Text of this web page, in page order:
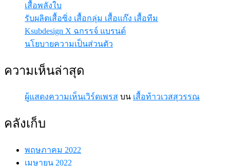
เสื้อพลังใบ
รับผลิตเสื้อซิ่ง เสื้อกลุ่ม เสื้อแก๊ง เสื้อทีม
Ksubdesign X ฉกรรจ์ แบรนด์
นโยบายความเป็นส่วนตัว
ความเห็นล่าสุด
ผู้แสดงความเห็นเวิร์ดเพรส บน เสื้อท้าวเวสสุวรรณ
คลังเก็บ
พฤษภาคม 2022
เมษายน 2022